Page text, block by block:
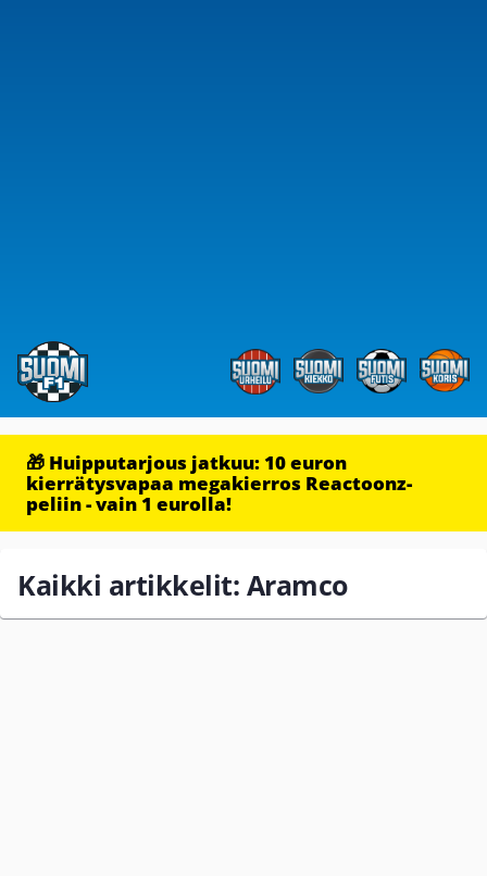
🎁 Huipputarjous jatkuu: 10 euron
kierrätysvapaa megakierros Reactoonz-
peliin - vain 1 eurolla!
Kaikki artikkelit: Aramco